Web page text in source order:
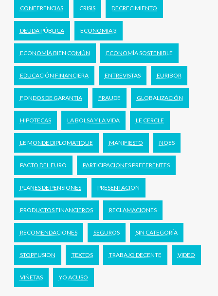
CONFERENCIAS CRISIS DECRECIMIENTO
DEUDA PÚBLICA ECONOMIA 3
ECONOMÍA BIEN COMÚN ECONOMÍA SOSTENIBLE
EDUCACIÓN FINANCIERA ENTREVISTAS EURIBOR
FONDOS DE GARANTIA FRAUDE GLOBALIZACIÓN
HIPOTECAS LA BOLSA Y LA VIDA LE CERCLE
LE MONDE DIPLOMATIQUE MANIFIESTO NOES
PACTO DEL EURO PARTICIPACIONES PREFERENTES
PLANES DE PENSIONES PRESENTACION
PRODUCTOS FINANCIEROS RECLAMACIONES
RECOMENDACIONES SEGUROS SIN CATEGORÍA
STOPFUSION TEXTOS TRABAJO DECENTE VIDEO
VIÑETAS YO ACUSO